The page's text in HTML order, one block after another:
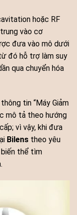
hoặc RF
vào cơ
đưa vào mô dưới
đó hỗ trợ làm suy
qua chuyển hóa
tin “Máy Giảm
mô tả theo hướng
vì vậy, khi đưa
Bilens theo yêu
thể tìm